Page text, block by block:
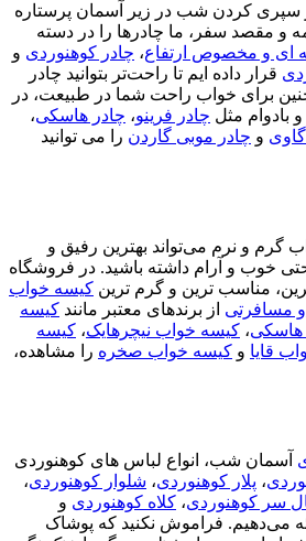
کردن شب در زیر آسمان پرستاره
و مقصد سفر، ما چادرها را در دسته
ای و مخصوص ارتفاع، چادر کوهنوردی و
قرار داده ایم تا راحت‌تر بتوانید چادر
برای خواب راحت شما در طبیعت، در
و بادوام مثل چادر فرینو، چادر هاسکی،
و چادر موبی گاردن را می توانید
و نرم می‌تواند بهترین رفیق و
خوب و آرام داشته باشید. در فروشگاه
مناسب ترین و گرم ترین کیسه خواب
مسافرتی از برندهای معتبر مانند کیسه
هاسکی، کیسه خواب نیچرهایک، کیسه
قایا و کیسه خواب صخره را مشاهده،
آسمان شب، انواع لباس های کوهنوردی
، پلار کوهنوردی، شلوار کوهنوردی،
سر کوهنوردی، کلاه کوهنوردی و
می‌دهیم. فراموش نکنید که پوشاک